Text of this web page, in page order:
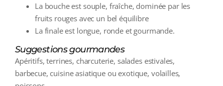
La bouche est souple, fraîche, dominée par les
fruits rouges avec un bel équilibre
La finale est longue, ronde et gourmande.
Suggestions gourmandes
Apéritifs, terrines, charcuterie, salades estivales,
barbecue, cuisine asiatique ou exotique, volailles,